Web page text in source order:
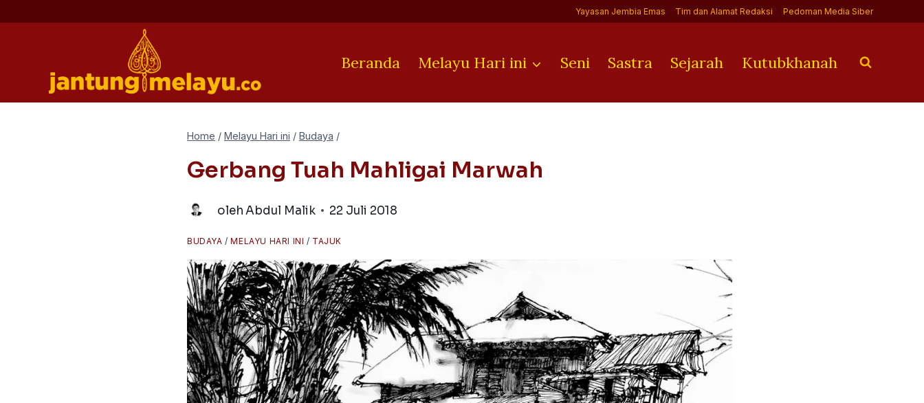
to
Yayasan Jembia Emas Tim dan Alamat Redaksi Pedoman Media Siber
Beranda Melayu Hari ini Seni Sastra Sejarah Kutubkhanah
Home / Melayu Hari ini / Budaya /
Gerbang Tuah Mahligai Marwah
olehAbdul Malik 22 Juli 2018
BUDAYA /MELAYU HARI INI / TAJUK